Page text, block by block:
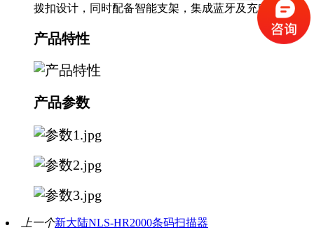
拨扣设计，同时配备智能支架，集成蓝牙及充电功能。
产品特性
产品参数
上一个新大陆NLS-HR2000条码扫描器